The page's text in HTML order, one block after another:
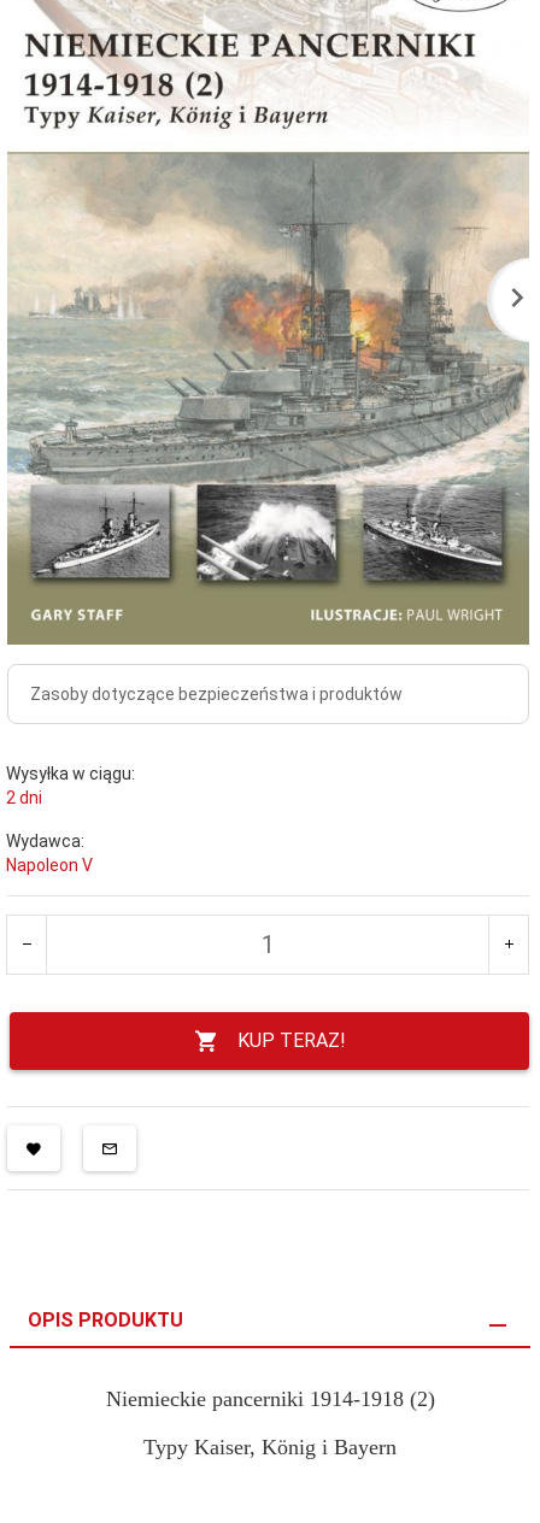
Zasoby dotyczące bezpieczeństwa i produktów
Wysyłka w ciągu:
2 dni
Wydawca:
Napoleon V
KUP TERAZ!
OPIS PRODUKTU
Niemieckie pancerniki 1914-1918 (2)
Typy Kaiser, König i Bayern